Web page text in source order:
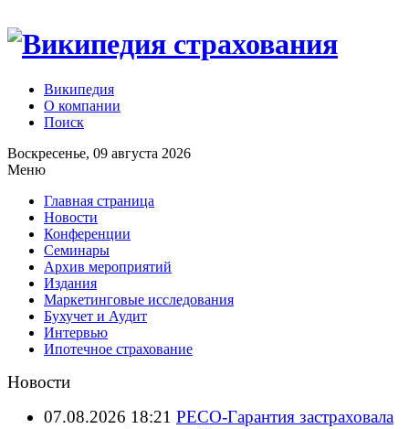
Википедия
О компании
Поиск
Воскресенье, 09 августа 2026
Меню
Главная страница
Новости
Конференции
Семинары
Архив мероприятий
Издания
Маркетинговые исследования
Бухучет и Аудит
Интервью
Ипотечное страхование
Новости
07.08.2026 18:21 РЕСО-Гарантия застраховала